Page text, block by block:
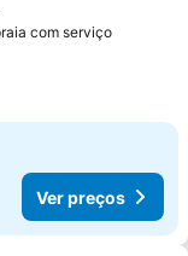
com serviçoVer
Ver preços